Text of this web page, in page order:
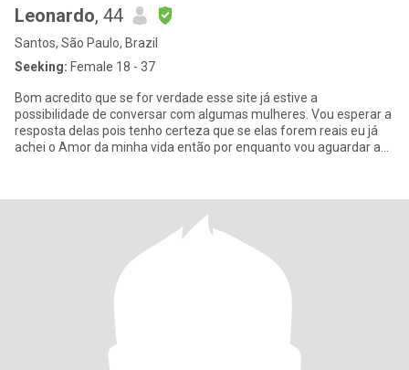
Leonardo, 44
Santos, São Paulo, Brazil
Seeking: Female 18 - 37
Bom acredito que se for verdade esse site já estive a
possibilidade de conversar com algumas mulheres. Vou esperar a
resposta delas pois tenho certeza que se elas forem reais eu já
achei o Amor da minha vida então por enquanto vou aguardar a